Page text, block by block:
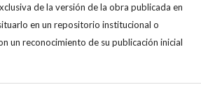
de la versión de la obra publicada en
en un repositorio institucional o
un reconocimiento de su publicación inicial